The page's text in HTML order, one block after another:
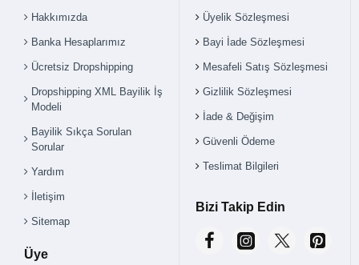
Hakkımızda
Banka Hesaplarımız
Ücretsiz Dropshipping
Dropshipping XML Bayilik İş
Modeli
Bayilik Sıkça Sorulan
Sorular
Yardım
İletişim
Sitemap
Üye
Üyelik Sözleşmesi
Bayi İade Sözleşmesi
Mesafeli Satış Sözleşmesi
Gizlilik Sözleşmesi
İade & Değişim
Güvenli Ödeme
Teslimat Bilgileri
Bizi Takip Edin